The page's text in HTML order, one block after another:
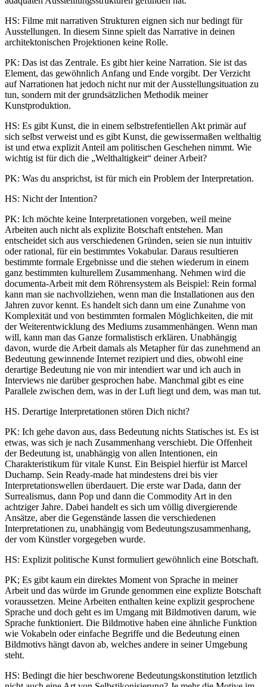
HS: Filme mit narrativen Strukturen eignen sich nur bedingt für
Ausstellungen. In diesem Sinne spielt das Narrative in deinen
architektonischen Projektionen keine Rolle.
PK: Das ist das Zentrale. Es gibt hier keine Narration. Sie ist das
Element, das gewöhnlich Anfang und Ende vorgibt. Der Verzicht
auf Narrationen hat jedoch nicht nur mit der Ausstellungsituation zu
tun, sondern mit der grundsätzlichen Methodik meiner
Kunstproduktion.
HS: Es gibt Kunst, die in einem selbstrefentiellen Akt primär auf
sich selbst verweist und es gibt Kunst, die gewissermaßen welthaltig
ist und etwa explizit Anteil am politischen Geschehen nimmt. Wie
wichtig ist für dich die „Welthaltigkeit“ deiner Arbeit?
PK: Was du ansprichst, ist für mich ein Problem der Interpretation.
HS: Nicht der Intention?
PK: Ich möchte keine Interpretationen vorgeben, weil meine
Arbeiten auch nicht als explizite Botschaft entstehen. Man
entscheidet sich aus verschiedenen Gründen, seien sie nun intuitiv
oder rational, für ein bestimmtes Vokabular. Daraus resultieren
bestimmte formale Ergebnisse und die stehen wiederum in einem
ganz bestimmten kulturellem Zusammenhang. Nehmen wird die
documenta-Arbeit mit dem Röhrensystem als Beispiel: Rein formal
kann man sie nachvollziehen, wenn man die Installationen aus den
Jahren zuvor kennt. Es handelt sich dann um eine Zunahme von
Komplexität und von bestimmten formalen Möglichkeiten, die mit
der Weiterentwicklung des Mediums zusammenhängen. Wenn man
will, kann man das Ganze formalistisch erklären. Unabhängig
davon, wurde die Arbeit damals als Metapher für das zunehmend an
Bedeutung gewinnende Internet rezipiert und dies, obwohl eine
derartige Bedeutung nie von mir intendiert war und ich auch in
Interviews nie darüber gesprochen habe. Manchmal gibt es eine
Parallele zwischen dem, was in der Luft liegt und dem, was man tut.
HS. Derartige Interpretationen stören Dich nicht?
PK: Ich gehe davon aus, dass Bedeutung nichts Statisches ist. Es ist
etwas, was sich je nach Zusammenhang verschiebt. Die Offenheit
der Bedeutung ist, unabhängig von allen Intentionen, ein
Charakteristikum für vitale Kunst. Ein Beispiel hierfür ist Marcel
Duchamp. Sein Ready-made hat mindestens drei bis vier
Interpretationswellen überdauert. Die erste war Dada, dann der
Surrealismus, dann Pop und dann die Commodity Art in den
achtziger Jahre. Dabei handelt es sich um völlig divergierende
Ansätze, aber die Gegenstände lassen die verschiedenen
Interpretationen zu, unabhängig vom Bedeutungszusammenhang,
der vom Künstler vorgegeben wurde.
HS: Explizit politische Kunst formuliert gewöhnlich eine Botschaft.
PK; Es gibt kaum ein direktes Moment von Sprache in meiner
Arbeit und das würde im Grunde genommen eine explizte Botschaft
voraussetzen. Meine Arbeiten enthalten keine explizit gesprochene
Sprache und doch geht es im Umgang mit Bildmotiven darum, wie
Sprache funktioniert. Die Bildmotive haben eine ähnliche Funktion
wie Vokabeln oder einfache Begriffe und die Bedeutung einen
Bildmotivs hängt davon ab, welches andere in seiner Umgebung
steht.
HS: Bedingt die hier beschworene Bedeutungskonstitution letztlich